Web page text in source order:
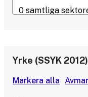
Yrke (SSYK 2012)